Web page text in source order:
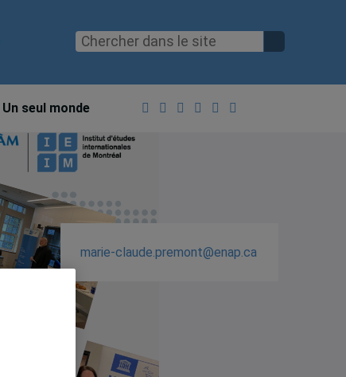
Un seul monde
marie-claude.premont@enap.ca